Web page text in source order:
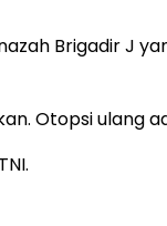
Brigadir J
Otopsi ulang